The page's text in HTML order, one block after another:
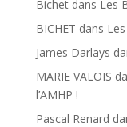
Bichetdans Les
BICHET dans
James Darlays
MARIE VALOIS
l’AMHP !
Pascal Renard